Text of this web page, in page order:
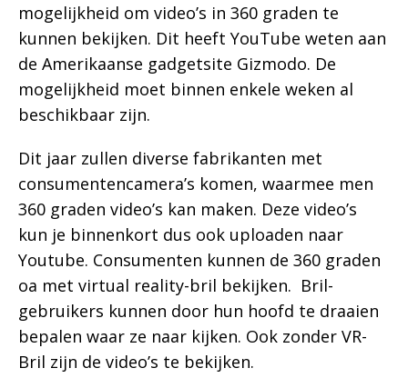
mogelijkheid om video’s in 360 graden te
kunnen bekijken. Dit heeft YouTube weten aan
de Amerikaanse gadgetsite Gizmodo. De
mogelijkheid moet binnen enkele weken al
beschikbaar zijn.
Dit jaar zullen diverse fabrikanten met
consumentencamera’s komen, waarmee men
360 graden video’s kan maken. Deze video’s
kun je binnenkort dus ook uploaden naar
Youtube. Consumenten kunnen de 360 graden
oa met virtual reality-bril bekijken. Bril-
gebruikers kunnen door hun hoofd te draaien
bepalen waar ze naar kijken. Ook zonder VR-
Bril zijn de video’s te bekijken.